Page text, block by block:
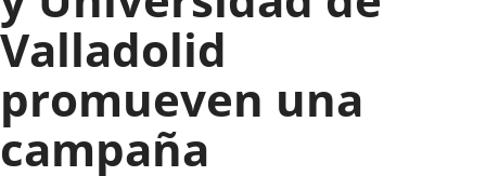
Valladolid
promueven una
campaña